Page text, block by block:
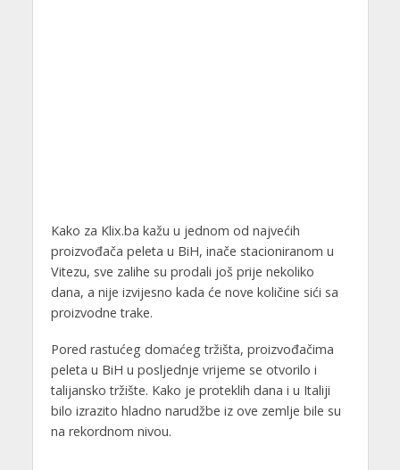
Kako za Klix.ba kažu u jednom od najvećih
proizvođača peleta u BiH, inače stacioniranom u
Vitezu, sve zalihe su prodali još prije nekoliko
dana, a nije izvijesno kada će nove količine sići sa
proizvodne trake.
Pored rastućeg domaćeg tržišta, proizvođačima
peleta u BiH u posljednje vrijeme se otvorilo i
talijansko tržište. Kako je proteklih dana i u Italiji
bilo izrazito hladno narudžbe iz ove zemlje bile su
na rekordnom nivou.